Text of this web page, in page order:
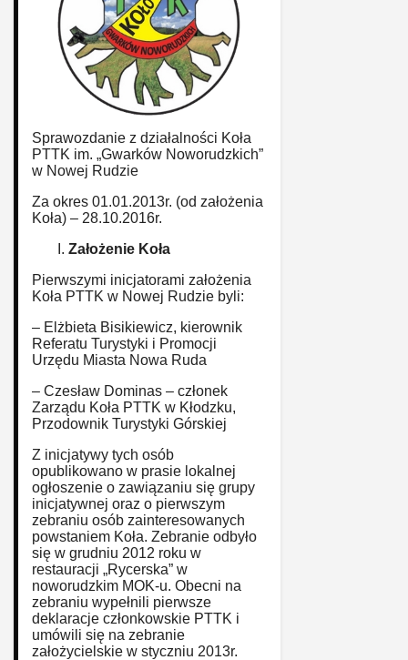
Sprawozdanie z działalności Koła
PTTK im. „Gwarków Noworudzkich”
w Nowej Rudzie
Za okres 01.01.2013r. (od założenia
Koła) – 28.10.2016r.
Założenie Koła
Pierwszymi inicjatorami założenia
Koła PTTK w Nowej Rudzie byli:
– Elżbieta Bisikiewicz, kierownik
Referatu Turystyki i Promocji
Urzędu Miasta Nowa Ruda
– Czesław Dominas – członek
Zarządu Koła PTTK w Kłodzku,
Przodownik Turystyki Górskiej
Z inicjatywy tych osób
opublikowano w prasie lokalnej
ogłoszenie o zawiązaniu się grupy
inicjatywnej oraz o pierwszym
zebraniu osób zainteresowanych
powstaniem Koła. Zebranie odbyło
się w grudniu 2012 roku w
restauracji „Rycerska” w
noworudzkim MOK-u. Obecni na
zebraniu wypełnili pierwsze
deklaracje członkowskie PTTK i
umówili się na zebranie
założycielskie w styczniu 2013r.